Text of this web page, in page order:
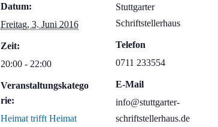
Datum:
Freitag, 3. Juni 2016
Zeit:
20:00 - 22:00
Veranstaltungskatego
rie:
Heimat trifft Heimat
Stuttgarter
Schriftstellerhaus
Telefon
0711 233554
E-Mail
info@stuttgarter-
schriftstellerhaus.de